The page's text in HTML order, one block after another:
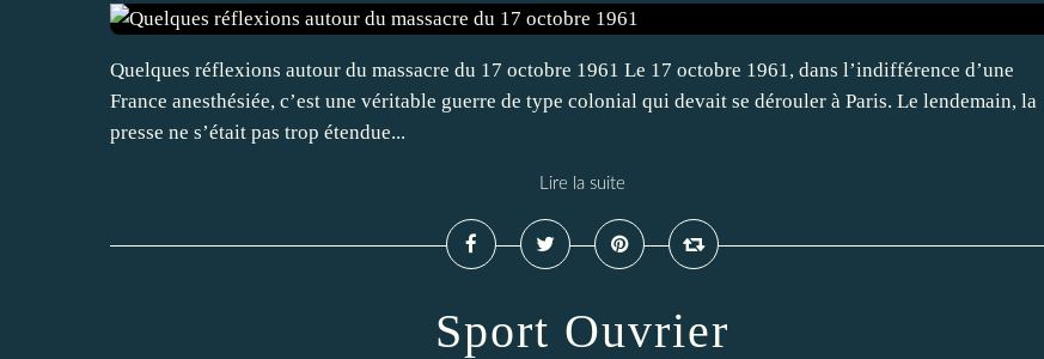
Quelques réflexions autour du massacre du 17 octobre 1961 Le 17 octobre 1961, dans l’indifférence d’une
France anesthésiée, c’est une véritable guerre de type colonial qui devait se dérouler à Paris. Le lendemain, la
presse ne s’était pas trop étendue...
Lire la suite
Sport Ouvrier